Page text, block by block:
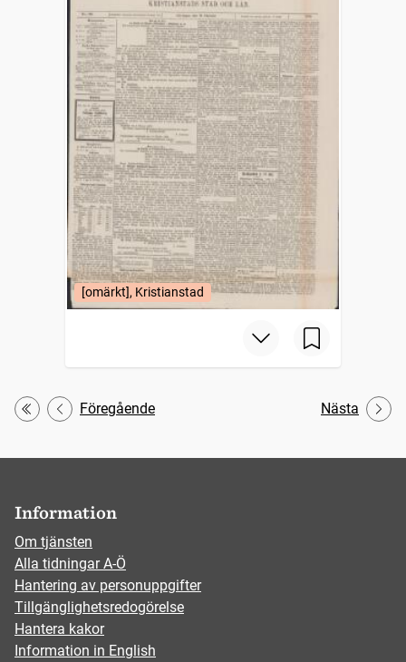
[omärkt], Kristianstad
Första
Föregående Nästa
Information
Om tjänsten
Alla tidningar A-Ö
Hantering av personuppgifter
Tillgänglighetsredogörelse
Hantera kakor
Information in English